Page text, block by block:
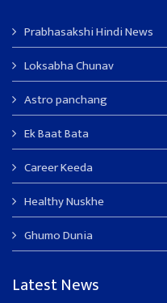
Prabhasakshi Hindi News
Loksabha Chunav
Astro panchang
Ek Baat Bata
Career Keeda
Healthy Nuskhe
Ghumo Dunia
Latest News